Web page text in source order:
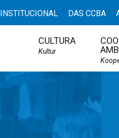
INSTITUCIONAL DAS CCBA
CULTURA
Kultur